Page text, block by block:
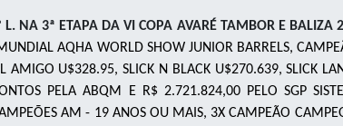
NA 3ª ETAPA DA VI COPA AVARÉ TAMBOR E BALIZA
AQHA WORLD SHOW JUNIOR BARRELS,
AMIGO U$328.95, SLICK N BLACK U$270.639, SLICK
PELA ABQM E R$ 2.721.824,00 PELO SGP
AM - 19 ANOS OU MAIS, 3X CAMPEÃO